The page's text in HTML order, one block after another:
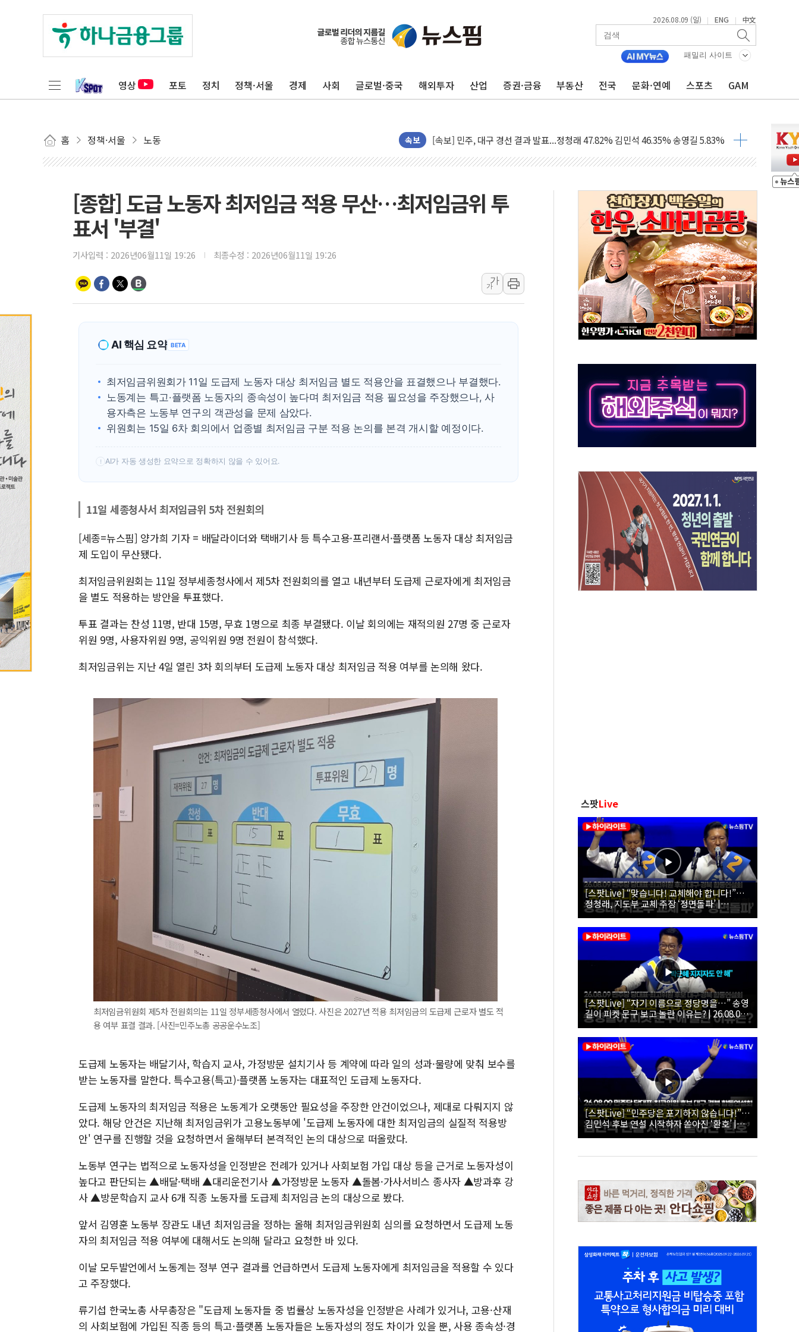
2026.08.09 (일) | ENG | 中文
패밀리 사이트
영상 포토 정치 정책·서울 경제 사회 글로벌·중국 해외투자 산업 증권·금융 부동산 전국 문화·연예 스포츠 GAM
홈 정책·서울 노동 속보
[속보] 민주, 강원·대구·경북 경선 결과...김민석 48.54% 정청래 44.40%
[속보] 민주, 강원 경선 결과 발표...김민석 50.30% 정청래 41.94% 송영길 7.76%
정재헌 CEO, SKT 장기고객 400명 맞이…"마음 잇는 시간 되길"
하나금융, 명동 소상공인에 '행복상자' 전달
인천시 광복절 현수막 '태극기 거꾸로' 논란…이틀만에 철거
병무청, 보충역 전면 손질… 예술·체육요원 최대 33% 감축
홈플러스發 대형마트 판매, 역대 최대폭 감소한 9.4%↓…유통업계 양극화 심화
윤준병·이해민 의원, '정부 특사'로 콜롬비아 대통령 취임식 참석
'호우·산사태 주의보' 울진 시간당 30mm 강한 비...호우 피해 없어
여야, 황희 '버스 하우스' 공방…野 "청년 우롱 기괴" vs 與 "송구한 해프닝"
풀무원재단, '국제과학연극제 2026'서 어린이 과학연극 2편 수상
현대그린푸드 '텍사스로드하우스' 잠실점, 직장인 핫플레이스로 부상
경인고속도로서 차량 4대 연쇄 추돌…7세 남아 등 4명 부상
"AI가 먼저 알아채고 고친다"…LG유플러스, AI 홈네트워크 구현 첫발
삼성전자, 美국립연구소와 영하 30도 극저온 난방기술 개발한다
[인사] 국무조정실·국무총리비서실
[종합] 도급 노동자 최저임금 적용 무산…최저임금위 투
표서 '부결'
기사입력 : 2026년06월11일 19:26 최종수정 : 2026년06월11일 19:26
가
가
AI 핵심 요약 BETA
최저임금위원회가 11일 도급제 노동자 대상 최저임금 별도 적용안을 표결했으나 부결했다.
노동계는 특고·플랫폼 노동자의 종속성이 높다며 최저임금 적용 필요성을 주장했으나, 사
용자측은 노동부 연구의 객관성을 문제 삼았다.
위원회는 15일 6차 회의에서 업종별 최저임금 구분 적용 논의를 본격 개시할 예정이다.
! AI가 자동 생성한 요약으로 정확하지 않을 수 있어요.
11일 세종청사서 최저임금위 5차 전원회의
[세종=뉴스핌] 양가희 기자 = 배달라이더와 택배기사 등 특수고용·프리랜서·플랫폼 노동자 대상 최저임금
제 도입이 무산됐다.
최저임금위원회는 11일 정부세종청사에서 제5차 전원회의를 열고 내년부터 도급제 근로자에게 최저임금
을 별도 적용하는 방안을 투표했다.
투표 결과는 찬성 11명, 반대 15명, 무효 1명으로 최종 부결됐다. 이날 회의에는 재적의원 27명 중 근로자
위원 9명, 사용자위원 9명, 공익위원 9명 전원이 참석했다.
최저임금위는 지난 4일 열린 3차 회의부터 도급제 노동자 대상 최저임금 적용 여부를 논의해 왔다.
최저임금위원회 제5차 전원회의는 11일 정부세종청사에서 열렸다. 사진은 2027년 적용 최저임금의 도급제 근로자 별도 적
용 여부 표결 결과. [사진=민주노총 공공운수노조]
도급제 노동자는 배달기사, 학습지 교사, 가정방문 설치기사 등 계약에 따라 일의 성과·물량에 맞춰 보수를
받는 노동자를 말한다. 특수고용(특고)·플랫폼 노동자는 대표적인 도급제 노동자다.
도급제 노동자의 최저임금 적용은 노동계가 오랫동안 필요성을 주장한 안건이었으나, 제대로 다뤄지지 않
았다. 해당 안건은 지난해 최저임금위가 고용노동부에 '도급제 노동자에 대한 최저임금의 실질적 적용방
안' 연구를 진행할 것을 요청하면서 올해부터 본격적인 논의 대상으로 떠올랐다.
노동부 연구는 법적으로 노동자성을 인정받은 전례가 있거나 사회보험 가입 대상 등을 근거로 노동자성이
높다고 판단되는 ▲배달·택배 ▲대리운전기사 ▲가정방문 노동자 ▲돌봄·가사서비스 종사자 ▲방과후 강
사 ▲방문학습지 교사 6개 직종 노동자를 도급제 최저임금 논의 대상으로 봤다.
앞서 김영훈 노동부 장관도 내년 최저임금을 정하는 올해 최저임금위원회 심의를 요청하면서 도급제 노동
자의 최저임금 적용 여부에 대해서도 논의해 달라고 요청한 바 있다.
이날 모두발언에서 노동계는 정부 연구 결과를 언급하면서 도급제 노동자에게 최저임금을 적용할 수 있다
고 주장했다.
류기섭 한국노총 사무총장은 "도급제 노동자들 중 법률상 노동자성을 인정받은 사례가 있거나, 고용·산재
의 사회보험에 가입된 직종 등의 특고·플랫폼 노동자들은 노동자성의 정도 차이가 있을 뿐, 사용 종속성·경
스팟Live
[스팟Live] “맞습니다! 교체해야 합니다!”…
정청래, 지도부 교체 주장 ‘정면돌파’ |
26.08.09 더불어민주당 당대표·최고위원 후
보 대구·경북 합동연설회
[스팟Live] “자기 이름으로 정당명을…” 송영
길이 피켓 문구 보고 놀란 이유는? | 26.08.09
더불어민주당 당대표·최고위원 후보 대구·경
북 합동연설회
[스팟Live] “민주당은 포기하지 않습니다!”…
김민석 후보 연설 시작하자 쏟아진 ‘환호’ |
26.08.09 더불어민주당 당대표·최고위원 후